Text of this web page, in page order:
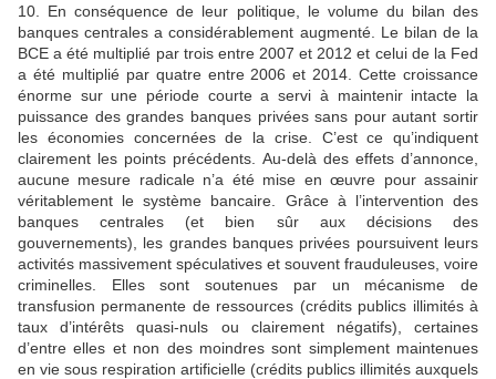
10. En conséquence de leur politique, le volume du bilan des
banques centrales a considérablement augmenté. Le bilan de la
BCE a été multiplié par trois entre 2007 et 2012 et celui de la Fed
a été multiplié par quatre entre 2006 et 2014. Cette croissance
énorme sur une période courte a servi à maintenir intacte la
puissance des grandes banques privées sans pour autant sortir
les économies concernées de la crise. C’est ce qu’indiquent
clairement les points précédents. Au-delà des effets d’annonce,
aucune mesure radicale n’a été mise en œuvre pour assainir
véritablement le système bancaire. Grâce à l’intervention des
banques centrales (et bien sûr aux décisions des
gouvernements), les grandes banques privées poursuivent leurs
activités massivement spéculatives et souvent frauduleuses, voire
criminelles. Elles sont soutenues par un mécanisme de
transfusion permanente de ressources (crédits publics illimités à
taux d’intérêts quasi-nuls ou clairement négatifs), certaines
d’entre elles et non des moindres sont simplement maintenues
en vie sous respiration artificielle (crédits publics illimités auxquels